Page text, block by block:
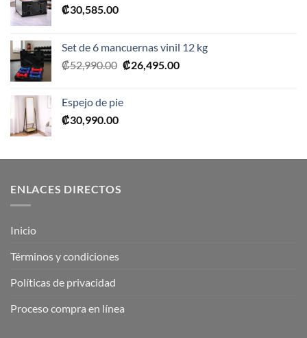
₡30,585.00
Set de 6 mancuernas vinil 12 kg
₡52,990.00 El
era:
₡26,495.00El
Espejo de pie
₡30,990.00
ENLACES DIRECTOS
Inicio
Términos y condiciones
Políticas de privacidad
Proceso compra en línea